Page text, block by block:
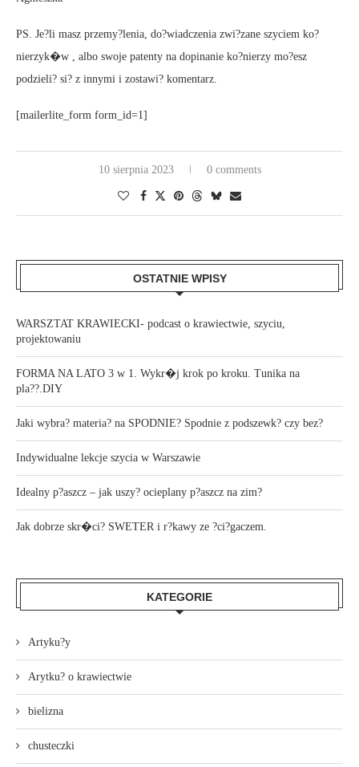
PS. Je?li masz przemy?lenia, do?wiadczenia zwi?zane szyciem ko?
nierzyk�w , albo swoje patenty na dopinanie ko?nierzy mo?esz
podzieli? si? z innymi i zostawi? komentarz.
[mailerlite_form form_id=1]
10 sierpnia 2023 0 comments
OSTATNIE WPISY
WARSZTAT KRAWIECKI- podcast o krawiectwie, szyciu,
projektowaniu
FORMA NA LATO 3 w 1. Wykr�j krok po kroku. Tunika na
pla??.DIY
Jaki wybra? materia? na SPODNIE? Spodnie z podszewk? czy bez?
Indywidualne lekcje szycia w Warszawie
Idealny p?aszcz – jak uszy? ocieplany p?aszcz na zim?
Jak dobrze skr�ci? SWETER i r?kawy ze ?ci?gaczem.
KATEGORIE
Artyku?y
Arytku? o krawiectwie
bielizna
chusteczki